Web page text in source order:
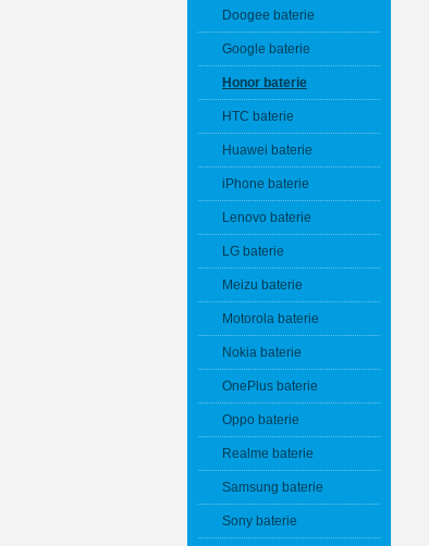
Doogee baterie
Google baterie
Honor baterie
HTC baterie
Huawei baterie
iPhone baterie
Lenovo baterie
LG baterie
Meizu baterie
Motorola baterie
Nokia baterie
OnePlus baterie
Oppo baterie
Realme baterie
Samsung baterie
Sony baterie